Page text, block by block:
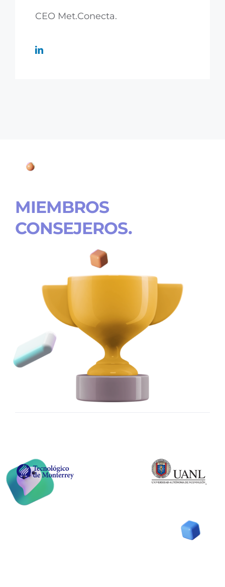
CEO Met.Conecta.
MIEMBROS
CONSEJEROS.